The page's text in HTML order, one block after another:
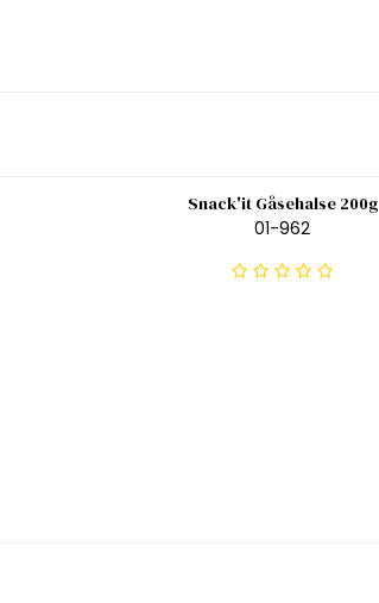
Snack'it Gåsehalse 200g
01-962